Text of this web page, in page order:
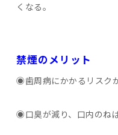
くなる。
禁煙のメリット
◉歯周病にかかるリスク
◉口臭が減り、口内のね